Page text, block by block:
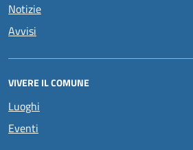
Notizie
Avvisi
VIVERE IL COMUNE
Luoghi
Eventi